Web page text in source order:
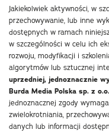
Jakiekolwiek aktywności, w
przechowywanie, lub inne
dostępnych w ramach
w szczególności w celu ich
rozwoju, modyfikacji i
algorytmów lub sztucznej
uprzedniej, jednoznacznie
Burda Media Polska sp. z o.o.
jednoznacznej zgody
zwielokrotniania,
danych lub informacji